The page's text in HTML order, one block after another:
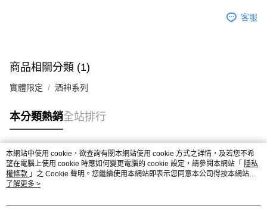
客服
商品相關分類 (1)
實體限定 酒神系列
本分類熱銷全站排行
熱門標籤
本網站中使用 cookie，欲查詢有關本網站使用 cookie 方式之詳情，及若您不希
望在電腦上使用 cookie 時應如何變更電腦的 cookie 設定，請參閱本網站「 隱私
權條款 」之 Cookie 聲明。您繼續使用本網站即表示您同意本公司得按本網站使
用條款之 Cookie 聲明使用 cookie。
了解更多 >